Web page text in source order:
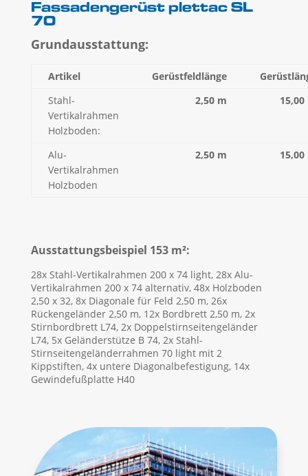
Fassadengerüst plettac SL
70
Grundausstattung:
Artikel Gerüstfeldlänge
Stahl-
Vertikalrahmen
Holzboden:
2,50 m 15,00
Alu-
Vertikalrahmen
Holzboden
2,50 m 15,00
Ausstattungsbeispiel 153 m²:
28x Stahl-Vertikalrahmen 200 x 74 light, 28x Alu-
Vertikalrahmen 200 x 74 alternativ, 48x Holzboden
2,50 x 32, 8x Diagonale für Feld 2,50 m, 26x
Rückengeländer 2,50 m, 12x Bordbrett 2,50 m, 2x
Stirnbordbrett L74, 2x Doppelstirnseitengeländer
L74, 5x Geländerstütze B 74, 2x Stahl-
Stirnseitengeländerrahmen 70 light mit 2
Kippstiften, 4x untere Diagonalbefestigung, 14x
Gewindefußplatte H40